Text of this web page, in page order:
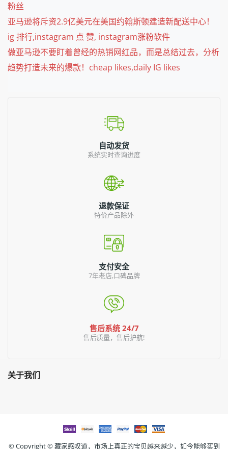
粉丝
亚马逊将斥资2.9亿美元在美国约翰斯顿建造新配送中心！
ig 排行,instagram 点 赞, instagram涨粉软件
做亚马逊不要盯着曾经的热销网红品，而是总结过去，分析
趋势打造未来的爆款！cheap likes,daily IG likes
自动发货
系统实时查询进度
退款保证
特价产品除外
支付安全
7年老店,口碑品牌
售后系统 24/7
售后质量，售后护航!
关于我们
© Copyright ©藏家感叹道，市场上真正的宝贝越来越少，如今能够买到